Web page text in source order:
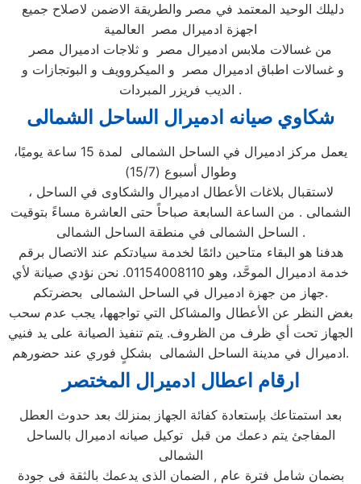
اجهزة ادميرال مصر العالمية
من غسالات ملابس ادميرال مصر و ثلاجات ادميرال مصر
الديب فريزر المبردات .
شكاوي صيانه ادميرال الساحل الشمالى
يعمل مركز ادميرال في الساحل الشمالى لمدة 15 ساعة يوميًا،
وطوال أسبوع (15/7)
، لاستقبال بلاغات الأعطال ادميرال والشكاوى في الساحل
الشمالى . من الساعة السابعة صباحاً حتى العاشرة مساءً بتوقيت
الساحل الشمالى في منطقة الساحل الشمالى .
هدفنا هو البقاء متاحين دائمًا لخدمة سيادتكم عند الاتصال برقم
خدمة ادميرال الموحَّد، وهو 01154008110. نحن نؤدي صيانة لأي
جهاز من جهزة ادميرال في الساحل الشمالى بحضرتكم.
بغض النظر عن الأعطال والمشاكل التي تواجهها، يجب عدم سحب
الجهاز تحت أي ظرف من الظروف. يتم تنفيذ الصيانة على يد فنيي
ادميرال في مدينة الساحل الشمالى بشكلٍ فوري عند حضورهم.
ارقام اعطال ادميرال المختصر
بعد استمتاعك بإستعادة كفائة الجهاز بمنزلك بعد حدوث العطل
المفاجئ يتم دعمك من قبل توكيل صيانه ادميرال بالساحل
الشمالى
بضمان شامل فترة عام , الضمان الذى يدعمك بالثقة فى جودة